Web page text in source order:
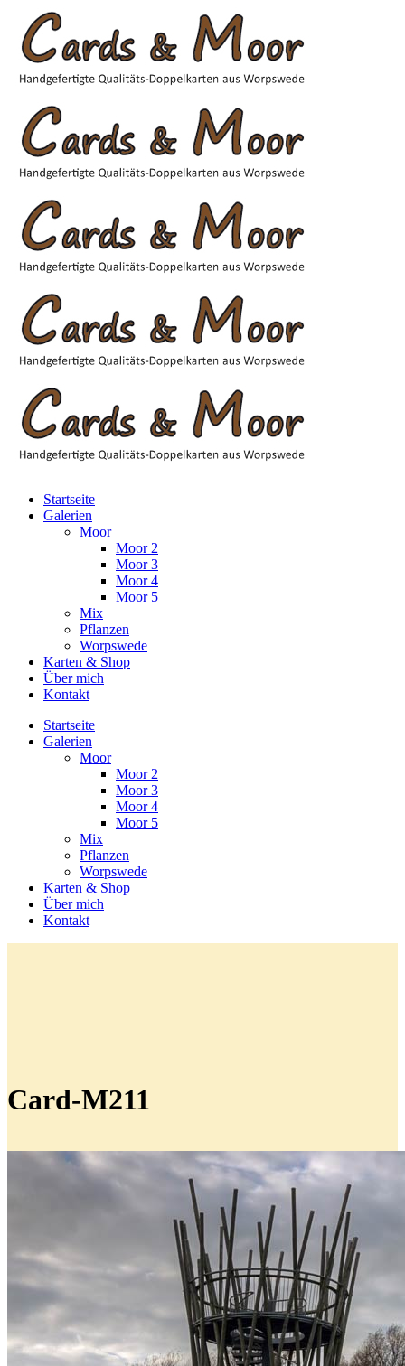
Startseite
Galerien
Moor
Moor 2
Moor 3
Moor 4
Moor 5
Mix
Pflanzen
Worpswede
Karten & Shop
Über mich
Kontakt
Startseite
Galerien
Moor
Moor 2
Moor 3
Moor 4
Moor 5
Mix
Pflanzen
Worpswede
Karten & Shop
Über mich
Kontakt
Card-M211